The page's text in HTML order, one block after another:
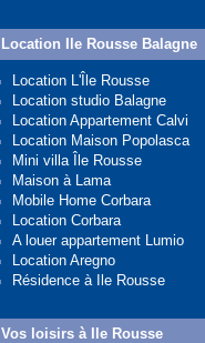
Location Ile Rousse Balagne
Location L'Île Rousse
Location studio Balagne
Location Appartement Calvi
Location Maison Popolasca
Mini villa Île Rousse
Maison à Lama
Mobile Home Corbara
Location Corbara
A louer appartement Lumio
Location Aregno
Résidence à Ile Rousse
Vos loisirs à Ile Rousse